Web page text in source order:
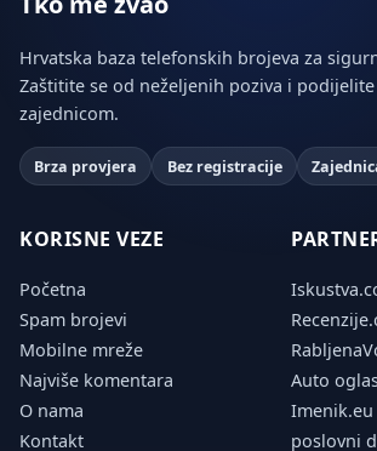
Hrvatska baza telefonskih brojeva za
Zaštitite se od neželjenih poziva i
zajednicom.
Brza provjera Bez registracije
KORISNE VEZE
Početna
Spam brojevi
Mobilne mreže
Najviše komentara
O nama
Kontakt
Auto
Imenik.eu
poslovni